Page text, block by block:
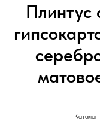
Каталог